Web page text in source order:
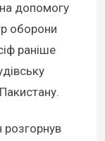
допомогу
оборони
раніше